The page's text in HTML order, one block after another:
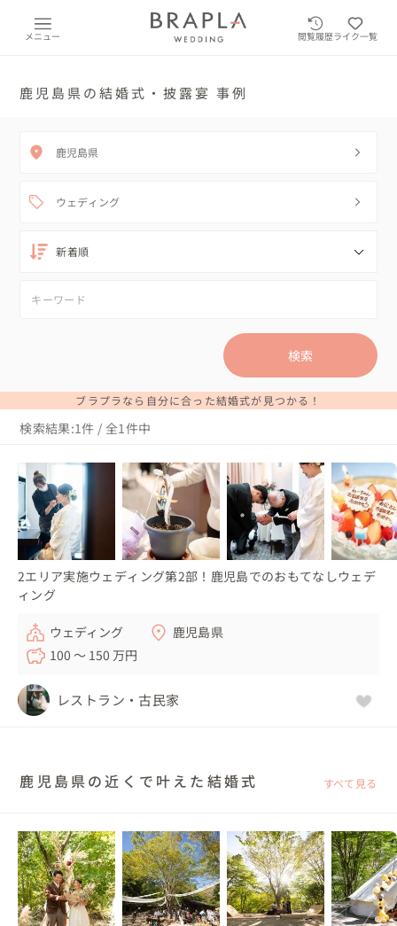
メニュー 閲覧履歴ライク一覧
鹿児島県の結婚式・披露宴 事例
鹿児島県
ウェディング
検索
ブラプラなら自分に合った結婚式が見つかる！
検索結果:1件 / 全1件中
2エリア実施ウェディング第2部！鹿児島でのおもてなしウェデ
ィング
ウェディング
鹿児島県
100 〜 150 万円
レストラン・古民家
鹿児島県の近くで叶えた結婚式 すべて見る